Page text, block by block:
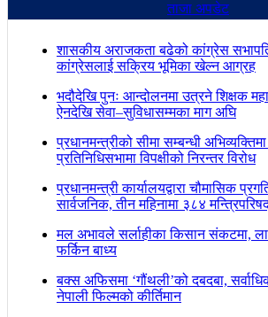
ताजा अपडेट
शासकीय अराजकता बढेको कांग्रेस
कांग्रेसलाई सक्रिय भूमिका खेल्न आग्रह
भदौदेखि पुनः आन्दोलनमा उत्रने शिक्षक
ऐनदेखि सेवा–सुविधासम्मका माग अघि
प्रधानमन्त्रीको सीमा सम्बन्धी
प्रतिनिधिसभामा विपक्षीको निरन्तर विरोध
प्रधानमन्त्री कार्यालयद्वारा चौमासिक
सार्वजनिक, तीन महिनामा ३८४
मल अभावले सर्लाहीका किसान संकटमा,
फर्किन बाध्य
बक्स अफिसमा ‘गौंथली’को दबदबा,
नेपाली फिल्मको कीर्तिमान